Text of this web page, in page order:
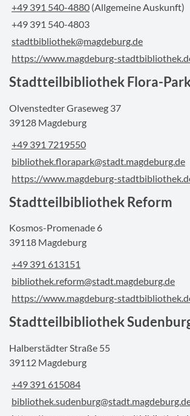
+49 391 540-4880 (Allgemeine Auskunft)
+49 391 540-4803
stadtbibliothek@magdeburg.de
https://www.magdeburg-
Stadtteilbibliothek Flora-
Olvenstedter Graseweg 37
39128 Magdeburg
+49 391 7219550
bibliothek.florapark@stadt.magdeburg.de
https://www.magdeburg-
Stadtteilbibliothek Reform
Kosmos-Promenade 6
39118 Magdeburg
+49 391 613151
bibliothek.reform@stadt.magdeburg.de
https://www.magdeburg-
Stadtteilbibliothek
Halberstädter Straße 55
39112 Magdeburg
+49 391 615084